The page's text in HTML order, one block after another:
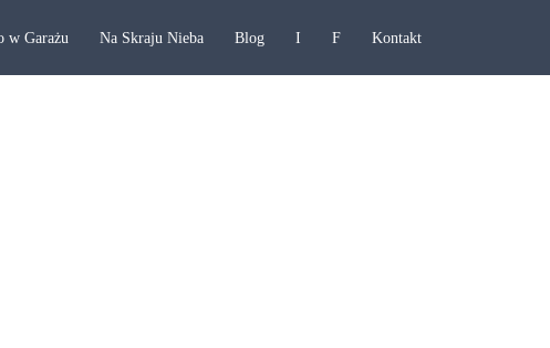
w Garażu Na Skraju Nieba Blog I F Kontakt